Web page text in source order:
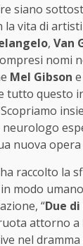
siano
la vita di
, Van
nomi
Mel Gibson e
tutto questo
neurologo
nuova opera
ha raccolto la
in modo
“Due
attorno a
nel